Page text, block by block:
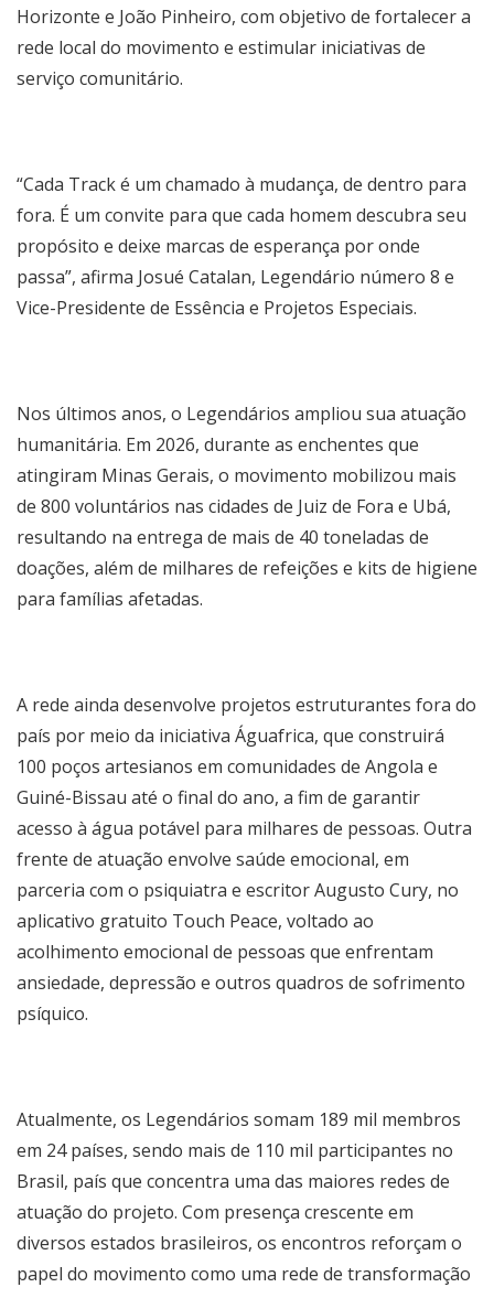
Horizonte e João Pinheiro, com objetivo de fortalecer a
rede local do movimento e estimular iniciativas de
serviço comunitário.
“Cada Track é um chamado à mudança, de dentro para
fora. É um convite para que cada homem descubra seu
propósito e deixe marcas de esperança por onde
passa”, afirma Josué Catalan, Legendário número 8 e
Vice-Presidente de Essência e Projetos Especiais.
Nos últimos anos, o Legendários ampliou sua atuação
humanitária. Em 2026, durante as enchentes que
atingiram Minas Gerais, o movimento mobilizou mais
de 800 voluntários nas cidades de Juiz de Fora e Ubá,
resultando na entrega de mais de 40 toneladas de
doações, além de milhares de refeições e kits de higiene
para famílias afetadas.
A rede ainda desenvolve projetos estruturantes fora do
país por meio da iniciativa Águafrica, que construirá
100 poços artesianos em comunidades de Angola e
Guiné-Bissau até o final do ano, a fim de garantir
acesso à água potável para milhares de pessoas. Outra
frente de atuação envolve saúde emocional, em
parceria com o psiquiatra e escritor Augusto Cury, no
aplicativo gratuito Touch Peace, voltado ao
acolhimento emocional de pessoas que enfrentam
ansiedade, depressão e outros quadros de sofrimento
psíquico.
Atualmente, os Legendários somam 189 mil membros
em 24 países, sendo mais de 110 mil participantes no
Brasil, país que concentra uma das maiores redes de
atuação do projeto. Com presença crescente em
diversos estados brasileiros, os encontros reforçam o
papel do movimento como uma rede de transformação